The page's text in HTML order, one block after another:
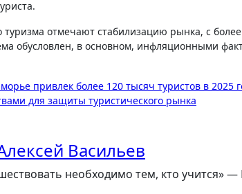
туризма отмечают стабилизацию рынка, с
обусловлен, в основном, инфляционными
привлек более 120 тысяч туристов в 2025
для защиты туристического рынка
Васильев
необходимо тем, кто учится»